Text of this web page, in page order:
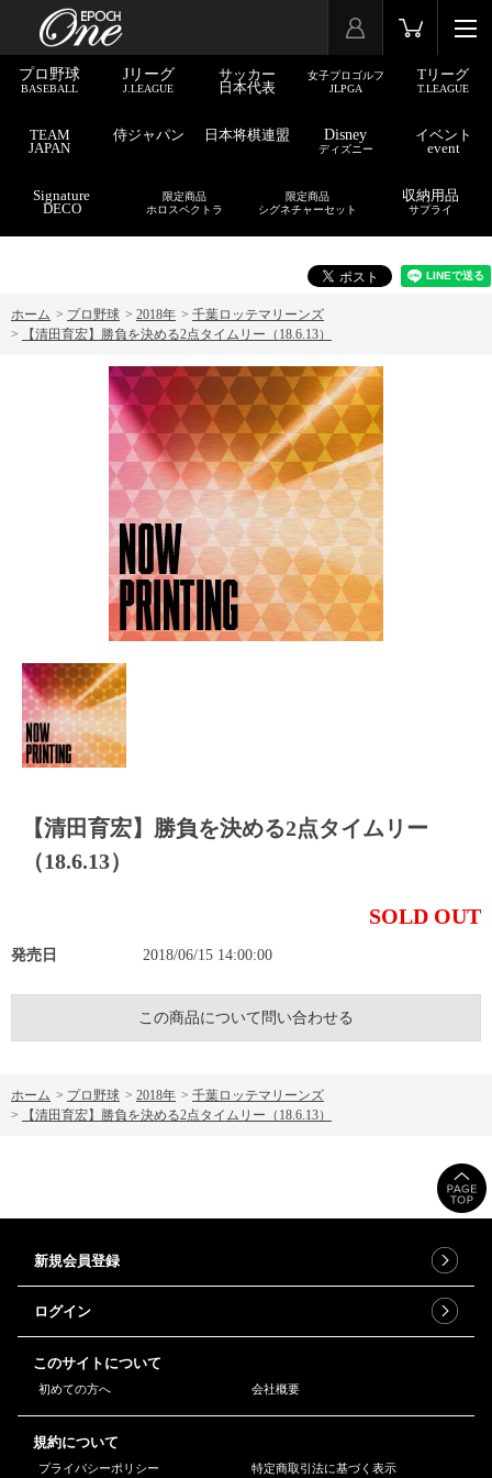
プロ野球
BASEBALL
Jリーグ
J.LEAGUE
サッカー
日本代表
女子プロゴルフ
JLPGA
Tリーグ
T.LEAGUE
TEAM
JAPAN
侍ジャパン 日本将棋連盟 Disney
ディズニー
イベント
event
Signature
DECO
限定商品
ホロスペクトラ
限定商品
シグネチャーセット
収納用品
サプライ
ホーム > プロ野球 > 2018年 > 千葉ロッテマリーンズ
>
【清田育宏】勝負を決める2点タイムリー（18.6.13）
【清田育宏】勝負を決める2点タイムリー
（18.6.13）
SOLD OUT
発売日 2018/06/15 14:00:00
この商品について問い合わせる
ホーム > プロ野球 > 2018年 > 千葉ロッテマリーンズ
>
【清田育宏】勝負を決める2点タイムリー（18.6.13）
新規会員登録
ログイン
このサイトについて
初めての方へ 会社概要
規約について
プライバシーポリシー 特定商取引法に基づく表示